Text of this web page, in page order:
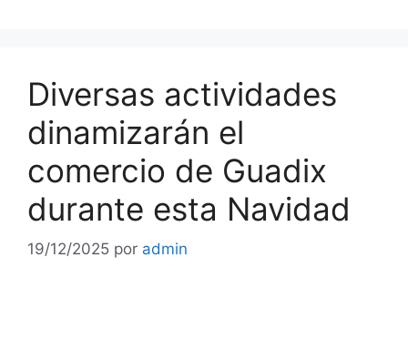
Diversas actividades
dinamizarán el
comercio de Guadix
durante esta Navidad
19/12/2025 por admin